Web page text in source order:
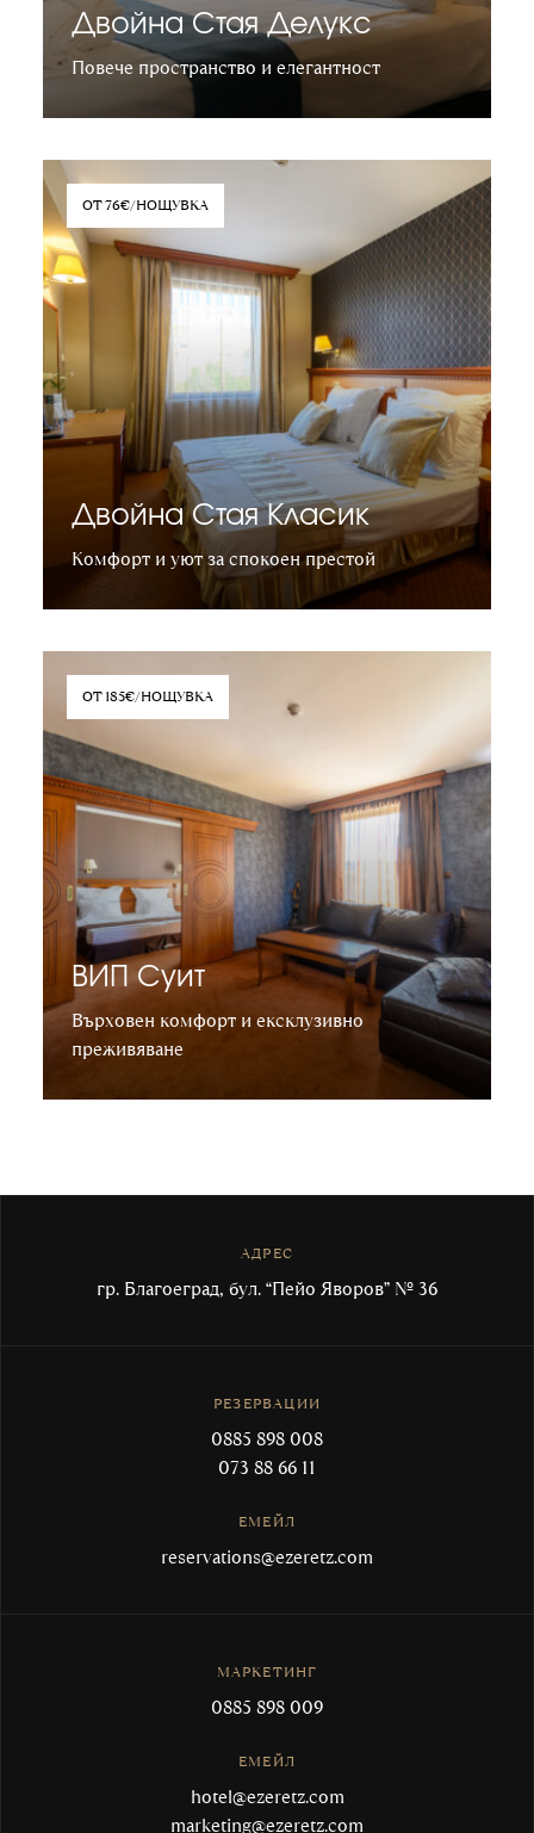
Двойна Стая Делукс
Повече пространство и елегантност
ОТ 76€/НОЩУВКА
Двойна Стая Класик
Комфорт и уют за спокоен престой
ОТ 185€/НОЩУВКА
ВИП Суит
Върховен комфорт и ексклузивно
преживяване
АДРЕС
гр. Благоеград, бул. “Пейо Яворов” № 36
РЕЗЕРВАЦИИ
0885 898 008
073 88 66 11
ЕМЕЙЛ
reservations@ezeretz.com
МАРКЕТИНГ
0885 898 009
ЕМЕЙЛ
hotel@ezeretz.com
marketing@ezeretz.com